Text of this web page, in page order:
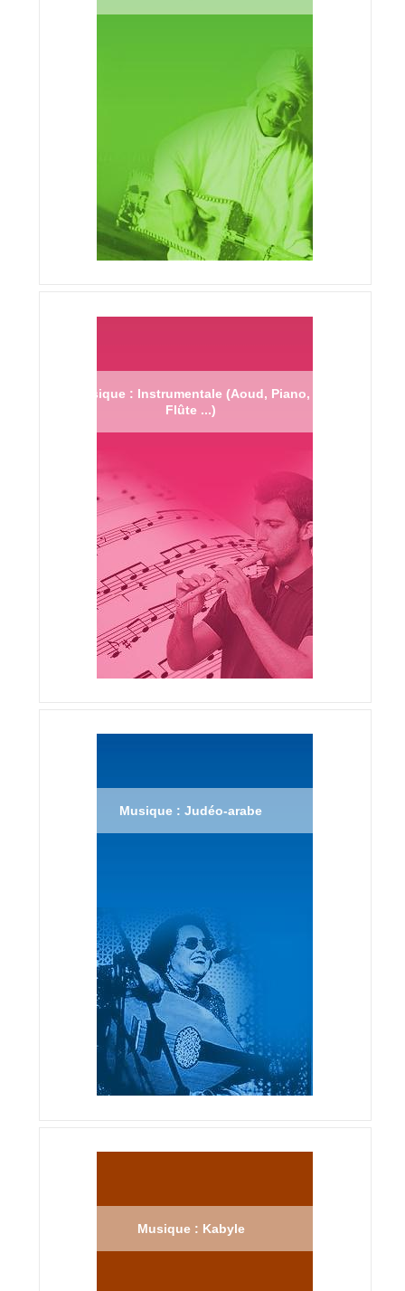
Musique : Instrumentale (Aoud, Piano,
Flûte ...)
Musique : Judéo-arabe
Musique : Kabyle